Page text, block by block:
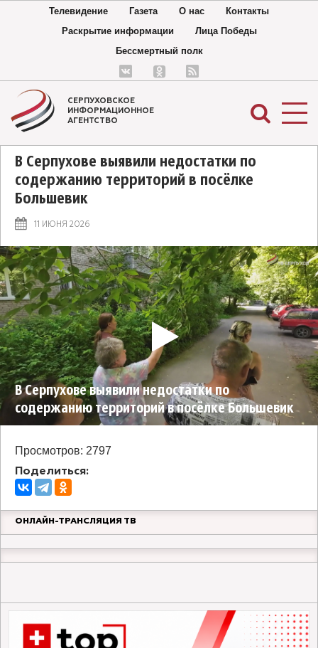
Телевидение Газета О нас
Контакты
Раскрытие информации
Лица Победы
Бессмертный полк
СЕРПУХОВСКОЕ
ИНФОРМАЦИОННОЕ
АГЕНТСТВО
В Серпухове выявили недостатки по
содержанию территорий в посёлке
Большевик
11 ИЮНЯ 2026
В Серпухове выявили недостатки по
содержанию территорий в посёлке Большевик
Просмотров: 2797
Поделиться:
ОНЛАЙН-ТРАНСЛЯЦИЯ ТВ